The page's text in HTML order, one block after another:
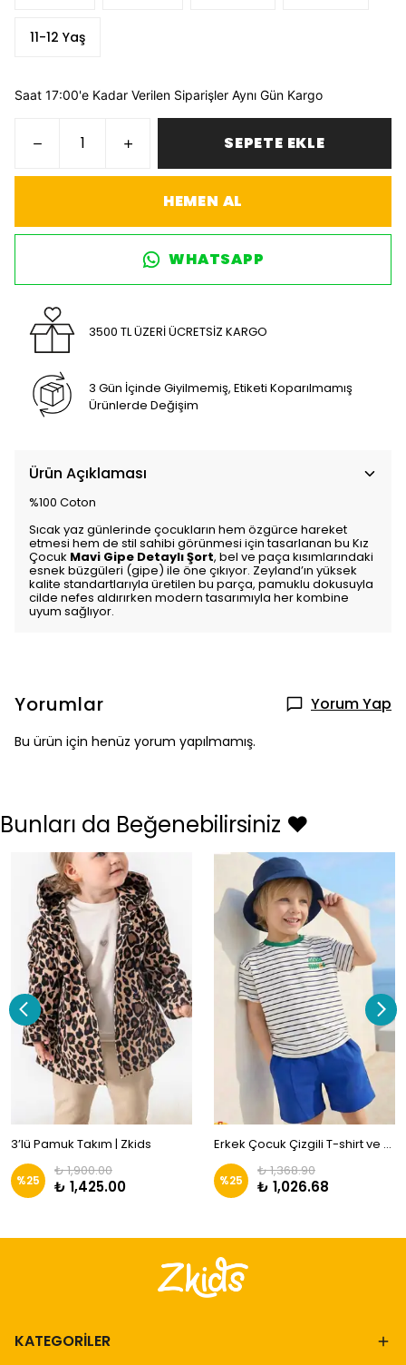
11-12 Yaş
Saat 17:00'e Kadar Verilen Siparişler Aynı Gün Kargo
SEPETE EKLE
HEMEN AL
WHATSAPP
3500 TL ÜZERİ ÜCRETSİZ KARGO
3 Gün İçinde Giyilmemiş, Etiketi Koparılmamış
Ürünlerde Değişim
Ürün Açıklaması
%100 Coton
Sıcak yaz günlerinde çocukların hem özgürce hareket
etmesi hem de stil sahibi görünmesi için tasarlanan bu Kız
Çocuk Mavi Gipe Detaylı Şort, bel ve paça kısımlarındaki
esnek büzgüleri (gipe) ile öne çıkıyor. Zeyland’ın yüksek
kalite standartlarıyla üretilen bu parça, pamuklu dokusuyla
cilde nefes aldırırken modern tasarımıyla her kombine
uyum sağlıyor.
Yorumlar Yorum Yap
Bu ürün için henüz yorum yapılmamış.
Bunları da Beğenebilirsiniz ❤️
3’lü Pamuk Takım | Zkids
%25
₺ 1,900.00
₺ 1,425.00
Erkek Çocuk Çizgili T-shirt ve Şort Takım |ZKİDS
%25
₺ 1,368.90
₺ 1,026.68
KATEGORİLER